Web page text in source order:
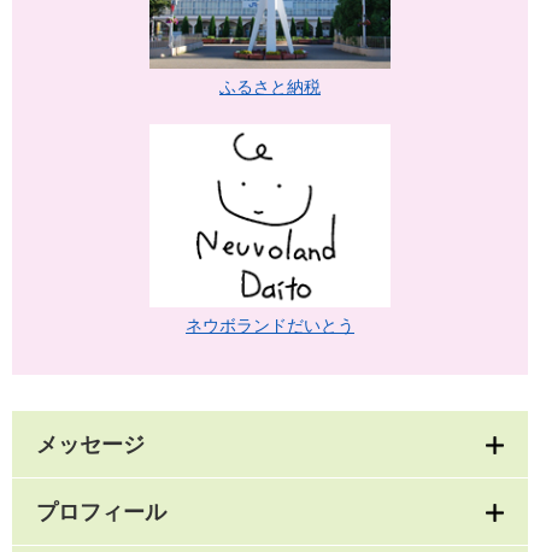
ふるさと納税
ネウボランドだいとう
メッセージ
プロフィール